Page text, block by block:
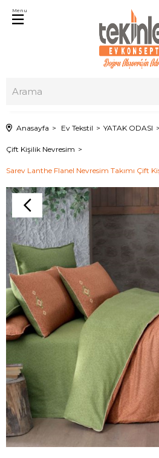
Menu
Anasayfa Ev Tekstil YATAK ODASI
Çift Kişilik Nevresim
Sarev Lanthe Flanel Nevresim Takımı Çift